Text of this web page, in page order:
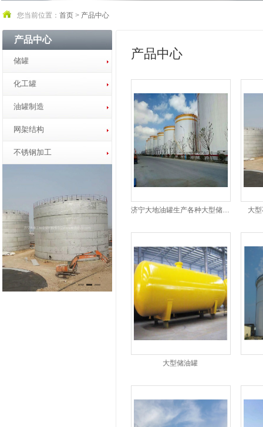
您当前位置： 首页 > 产品中心
产品中心
储罐
化工罐
油罐制造
网架结构
不锈钢加工
产品中心
济宁大地油罐生产各种大型储油罐 大
大型储油罐